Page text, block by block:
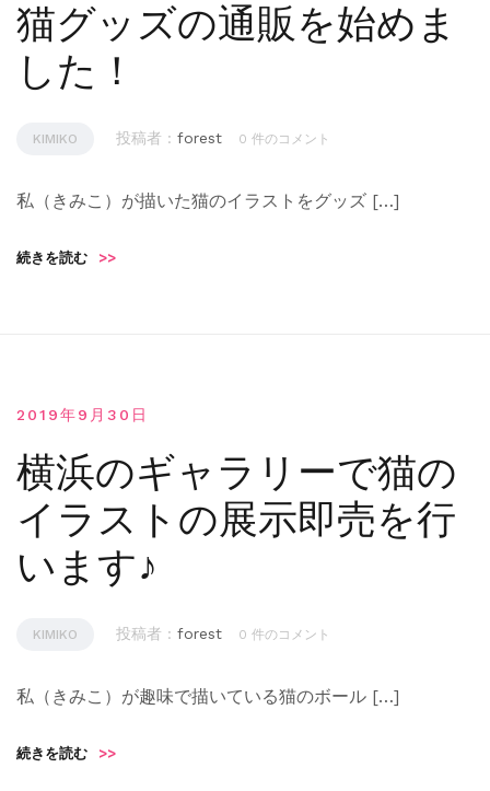
猫グッズの通販を始めま
した！
KIMIKO 投稿者 : forest 0 件のコメント
私（きみこ）が描いた猫のイラストをグッズ […]
続きを読む >>
2019年9月30日
横浜のギャラリーで猫の
イラストの展示即売を行
います♪
KIMIKO 投稿者 : forest 0 件のコメント
私（きみこ）が趣味で描いている猫のボール […]
続きを読む >>